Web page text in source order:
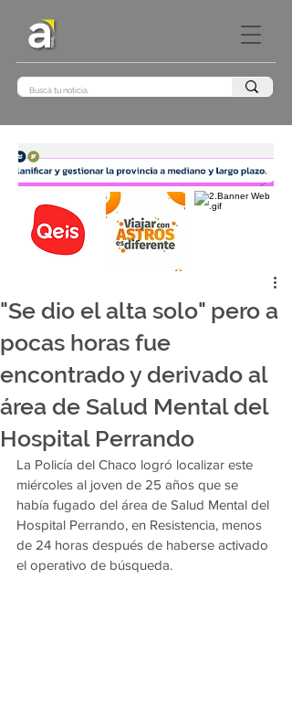
"Se dio el alta solo" pero a
pocas horas fue
encontrado y derivado al
área de Salud Mental del
Hospital Perrando
La Policía del Chaco logró localizar este
miércoles al joven de 25 años que se
había fugado del área de Salud Mental del
Hospital Perrando, en Resistencia, menos
de 24 horas después de haberse activado
el operativo de búsqueda.